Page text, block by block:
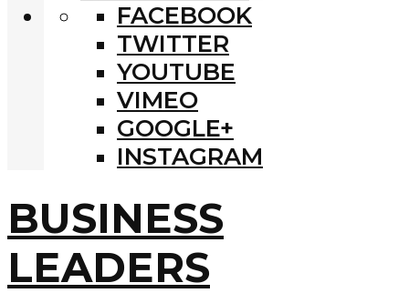
FACEBOOK
TWITTER
YOUTUBE
VIMEO
GOOGLE+
INSTAGRAM
BUSINESS
LEADERS